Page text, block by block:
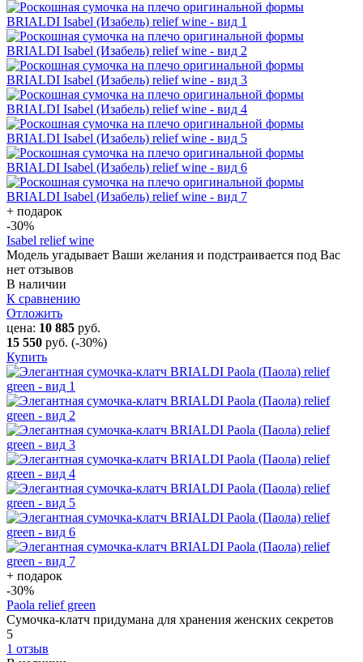
+ подарок
-30%
Isabel relief wine
Модель угадывает Ваши желания и подстраивается под Вас
нет отзывов
В наличии
К сравнению
Отложить
цена: 10 885 руб.
15 550 руб. (-30%)
Купить
+ подарок
-30%
Paola relief green
Сумочка-клатч придумана для хранения женских секретов
5
1 отзыв